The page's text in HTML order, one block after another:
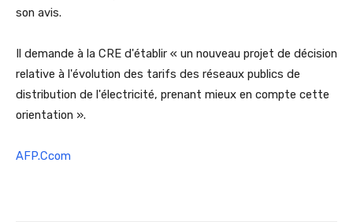
son avis.
Il demande à la CRE d'établir « un nouveau projet de décision
relative à l'évolution des tarifs des réseaux publics de
distribution de l'électricité, prenant mieux en compte cette
orientation ».
AFP.Ccom